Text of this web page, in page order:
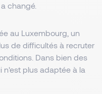
changé.
au Luxembourg, un
de difficultés à recruter
Dans bien des
n'est plus adaptée à la